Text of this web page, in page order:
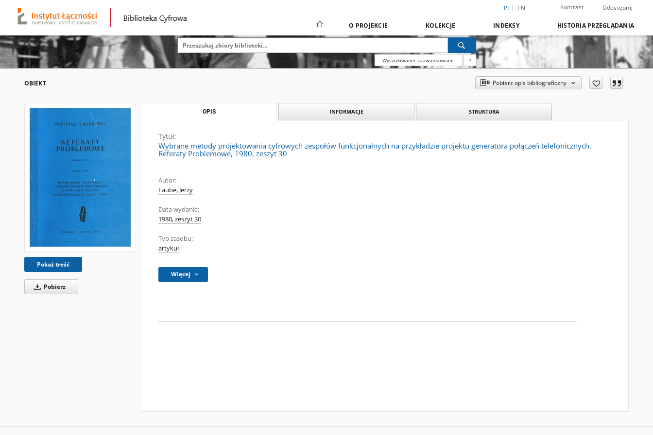
PL EN Kontrast Udostępnij
O PROJEKCIE KOLEKCJE INDEKSY HISTORIA PRZEGLĄDANIA
Wyszukiwanie zaawansowane ?
OBIEKT Pobierz opis bibliograficzny
Pokaż treść
Pobierz
OPIS INFORMACJE STRUKTURA
Tytuł:
Wybrane metody projektowania cyfrowych zespołów funkcjonalnych na przykładzie projektu generatora połączeń telefonicznych.
Referaty Problemowe, 1980, zeszyt 30
Autor:
Laube, Jerzy
Data wydania:
1980, zeszyt 30
Typ zasobu:
artykuł
Więcej